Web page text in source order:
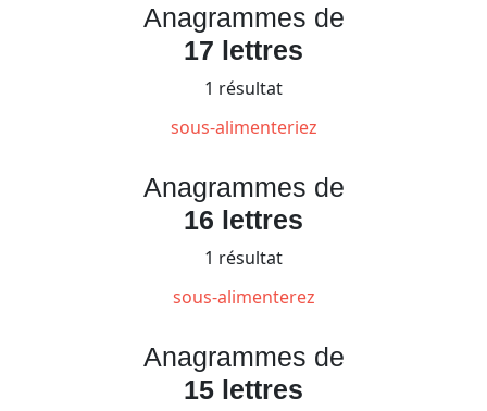
Anagrammes de
17 lettres
1 résultat
sous-alimenteriez
Anagrammes de
16 lettres
1 résultat
sous-alimenterez
Anagrammes de
15 lettres